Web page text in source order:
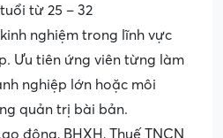
từ 25 – 32
nghiệm trong lĩnh vực
Ưu tiên ứng viên từng làm
nghiệp lớn hoặc môi
quản trị bài bản.